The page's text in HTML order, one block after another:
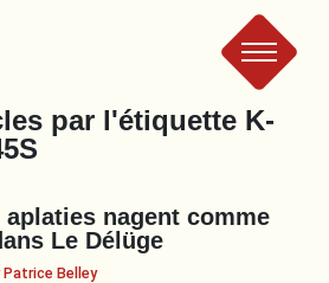
par l'étiquette K-
nagent comme
Le Délüge
Patrice Belley